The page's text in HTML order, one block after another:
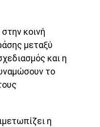
κοινή
μεταξύ
και η
το
η